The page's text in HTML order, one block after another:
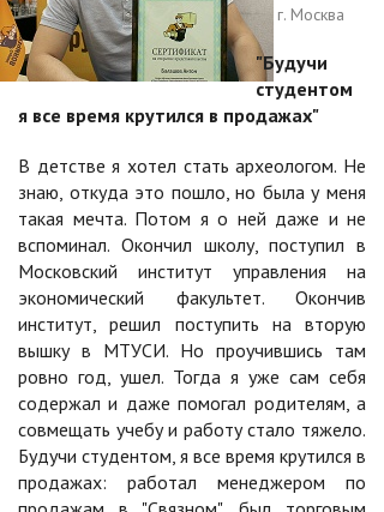
г. Москва
"Будучи
студентом
я все время крутился в продажах"
В детстве я хотел стать археологом. Не
знаю, откуда это пошло, но была у меня
такая мечта. Потом я о ней даже и не
вспоминал. Окончил школу, поступил в
Московский институт управления на
экономический факультет. Окончив
институт, решил поступить на вторую
вышку в МТУСИ. Но проучившись там
ровно год, ушел. Тогда я уже сам себя
содержал и даже помогал родителям, а
совмещать учебу и работу стало тяжело.
Будучи студентом, я все время крутился в
продажах: работал менеджером по